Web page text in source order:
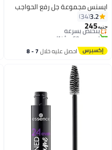
ايسنس مجموعة جل رفع الحواجب
3.2
34
جنيه245
#9 في كريمات وجل الحواجب
توصيل مجاني
بتخلّص بسرعة
تم بيع +60 مؤخرًا
احصل عليه خلال 7 - 8